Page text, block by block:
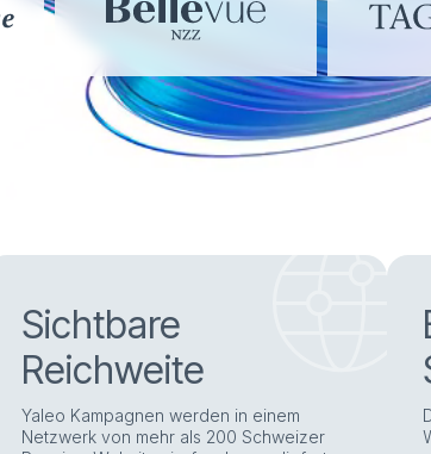
Sichtbare
Reichweite
Yaleo Kampagnen werden in einem
Netzwerk von mehr als 200 Schweizer